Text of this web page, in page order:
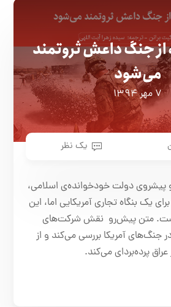
از جنگ داعش ثروتمند
می‌شود
۷ مهر ۱۳۹۴
یک نظر
و پیشروی دولت خودخوانده‌ی اسلامی،
یک بنگاه تجاری آمریکایی اما، این
متن پیش‌رو نقش شرکت‌های
جنگ‌های آمریکا بررسی می‌کند و از
پرده‌بردای می‌کند.